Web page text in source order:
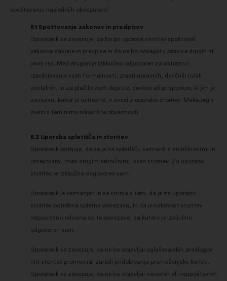
spoštovanju naslednjih obveznosti:
8.1 Spoštovanje zakonov in predpisov
Uporabnik se zavezuje, da bo pri uporabi storitev spoštoval
veljavne zakone in predpise in da ne bo posegal v pravice drugih ali
javni red. Med drugim je izključno odgovoren za ustrezno
izpolnjevanje vseh formalnosti, zlasti upravnih, davčnih in/ali
socialnih, in za plačilo vseh dajatev, davkov ali prispevkov, ki jim je
zavezan, kakor je ustrezno, v zvezi z uporabo storitev. Make.org v
zvezi s tem nima nikakršne obveznosti.
8.2 Uporaba spletišča in storitev
Uporabnik potrjuje, da se je na spletišču seznanil z značilnostmi in
omejitvami, med drugim tehničnimi, vseh storitev. Za uporabo
storitev je izključno odgovoren sam.
Uporabnik je seznanjen in se strinja s tem, da je za uporabo
storitev potrebna spletna povezava, in da je kakovost storitev
neposredno odvisna od te povezave, za katero je izključno
odgovoren sam.
Uporabnik se zavezuje, da ne bo objavljal oglaševalskih predlogov
niti storitev promoviral zaradi pridobivanja premoženjske koristi.
Uporabnik se zavezuje, da ne bo objavljal neresnih ali neupoštevnih